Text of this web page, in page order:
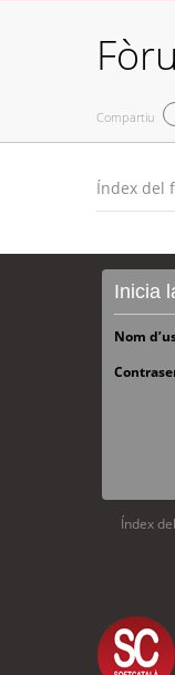
Compartiu
Índex del
Inicia
Nom
Índex